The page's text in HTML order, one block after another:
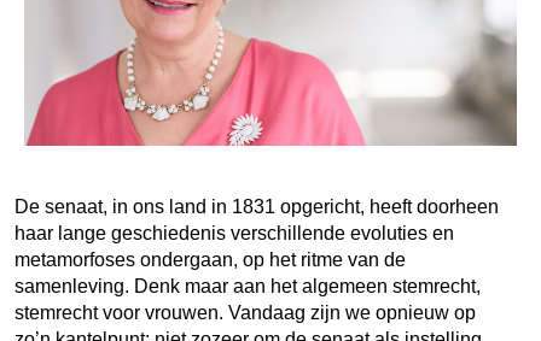
De senaat, in ons land in 1831 opgericht, heeft doorheen
haar lange geschiedenis verschillende evoluties en
metamorfoses ondergaan, op het ritme van de
samenleving. Denk maar aan het algemeen stemrecht,
stemrecht voor vrouwen. Vandaag zijn we opnieuw op